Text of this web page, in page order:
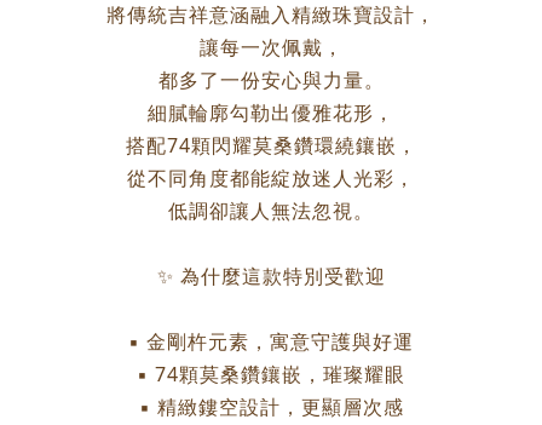
將傳統吉祥意涵融入精緻珠寶設計，
讓每一次佩戴，
都多了一份安心與力量。
細膩輪廓勾勒出優雅花形，
搭配74顆閃耀莫桑鑽環繞鑲嵌，
從不同角度都能綻放迷人光彩，
低調卻讓人無法忽視。
✨ 為什麼這款特別受歡迎
▪ 金剛杵元素，寓意守護與好運
▪ 74顆莫桑鑽鑲嵌，璀璨耀眼
▪ 精緻鏤空設計，更顯層次感